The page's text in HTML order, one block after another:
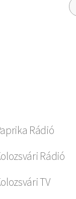
Rádió
Rádió
TV